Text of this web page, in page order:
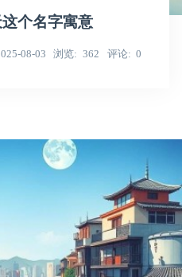
个名字寓意
08-03 浏览 362 评论 0